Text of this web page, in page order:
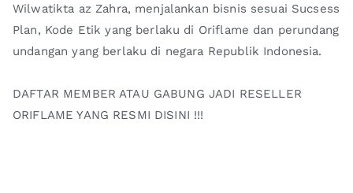
Wilwatikta az Zahra, menjalankan bisnis sesuai Sucsess
Plan, Kode Etik yang berlaku di Oriflame dan perundang
undangan yang berlaku di negara Republik Indonesia.
DAFTAR MEMBER ATAU GABUNG JADI RESELLER
ORIFLAME YANG RESMI DISINI !!!